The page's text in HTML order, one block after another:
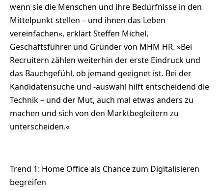
wenn sie die Menschen und ihre Bedürfnisse in den
Mittelpunkt stellen – und ihnen das Leben
vereinfachen«, erklärt Steffen Michel,
Geschäftsführer und Gründer von MHM HR. »Bei
Recruitern zählen weiterhin der erste Eindruck und
das Bauchgefühl, ob jemand geeignet ist. Bei der
Kandidatensuche und -auswahl hilft entscheidend die
Technik – und der Mut, auch mal etwas anders zu
machen und sich von den Marktbegleitern zu
unterscheiden.«
Trend 1: Home Office als Chance zum Digitalisieren
begreifen